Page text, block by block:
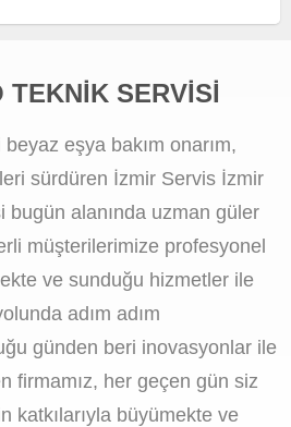
TEKNIK SERVISI
beyaz eşya bakım onarım,
sürdüren İzmir Servis İzmir
bugün alanında uzman güler
müşterilerimize profesyonel
ve sunduğu hizmetler ile
adım adım
günden beri inovasyonlar ile
firmamız, her geçen gün siz
katkılarıyla büyümekte ve